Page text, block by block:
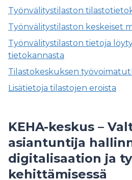
Työnvälitystilaston
Työnvälitystilaston keskeiset
Työnvälitystilaston tietoja
tietokannasta
Tilastokeskuksen
Lisätietoja tilastojen eroista
KEHA-keskus –
asiantuntija
digitalisaation ja
kehittämisessä